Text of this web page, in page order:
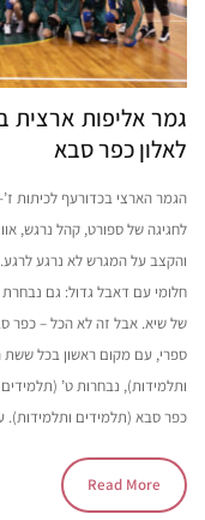
גמר אליפות ארצית
לאלון כפר סבא
הגמר הארצי בכדורעף לכיתות
לחגיגה של ספורט, קהל נרגש,
והקצב על המגרש לא נרגע
חלומי עם דאבל גדול: גם נבחרת
של שיא. אבל זה לא הכל – כפר
ספרי, עם מקום ראשון בכל ששת
ותלמידות), נבחרות ט’ (תלמידים
כפר סבא (תלמידים ותלמידות).
Read More